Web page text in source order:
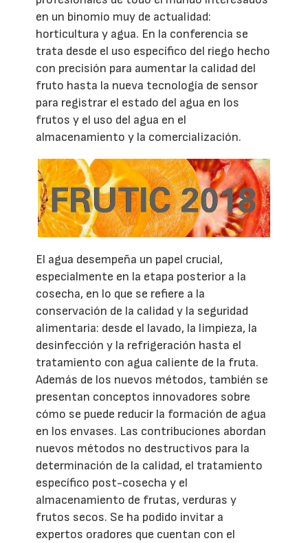
en un binomio muy de actualidad:
horticultura y agua. En la conferencia se
trata desde el uso específico del riego hecho
con precisión para aumentar la calidad del
fruto hasta la nueva tecnología de sensor
para registrar el estado del agua en los
frutos y el uso del agua en el
almacenamiento y la comercialización.
El agua desempeña un papel crucial,
especialmente en la etapa posterior a la
cosecha, en lo que se refiere a la
conservación de la calidad y la seguridad
alimentaria: desde el lavado, la limpieza, la
desinfección y la refrigeración hasta el
tratamiento con agua caliente de la fruta.
Además de los nuevos métodos, también se
presentan conceptos innovadores sobre
cómo se puede reducir la formación de agua
en los envases. Las contribuciones abordan
nuevos métodos no destructivos para la
determinación de la calidad, el tratamiento
específico post-cosecha y el
almacenamiento de frutas, verduras y
frutos secos. Se ha podido invitar a
expertos oradores que cuentan con el